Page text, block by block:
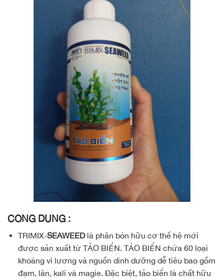
CÔNG DỤNG :
TRIMIX-SEAWEEDlà phân bón hữu cơ thế hệ mới
được sản xuất từ TẢO BIỂN. TẢO BIỂN chứa 60 loại
khoáng vi lương và nguồn dinh dưỡng dễ tiêu bao gồm
đạm, lân, kali và magie. Đặc biệt, tảo biển là chất hữu